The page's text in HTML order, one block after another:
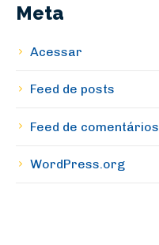
Meta
Acessar
Feed de posts
Feed de comentários
WordPress.org